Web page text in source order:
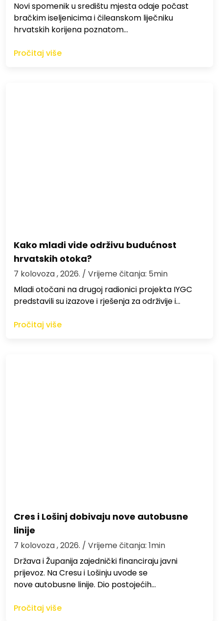
Novi spomenik u središtu mjesta odaje počast
bračkim iseljenicima i čileanskom liječniku
hrvatskih korijena poznatom…
Pročitaj više
Kako mladi vide održivu budućnost
hrvatskih otoka?
7 kolovoza , 2026. / Vrijeme čitanja: 5min
Mladi otočani na drugoj radionici projekta IYGC
predstavili su izazove i rješenja za održivije i…
Pročitaj više
Cres i Lošinj dobivaju nove autobusne
linije
7 kolovoza , 2026. / Vrijeme čitanja: 1min
Država i Županija zajednički financiraju javni
prijevoz. Na Cresu i Lošinju uvode se
nove autobusne linije. Dio postojećih…
Pročitaj više